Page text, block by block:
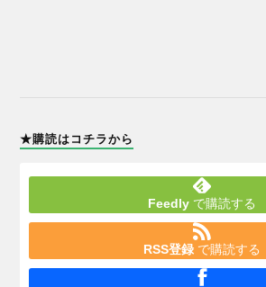
★購読はコチラから
Feedly で購読する
RSS登録 で購読する